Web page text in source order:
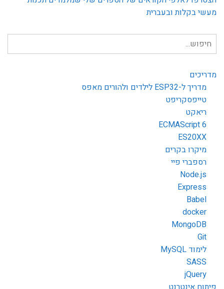
מעשי בקלות ובעברית
חיפוש
עבור:
מדריכים
מדריך ל-ESP32 לילדים ולהורים מאפס
טייפסקריפט
ריאקט
ECMAScript 6
ES20XX
מיקרו בקרים
רספברי פיי
Node.js
Express
Babel
docker
MongoDB
Git
לימוד MySQL
SASS
jQuery